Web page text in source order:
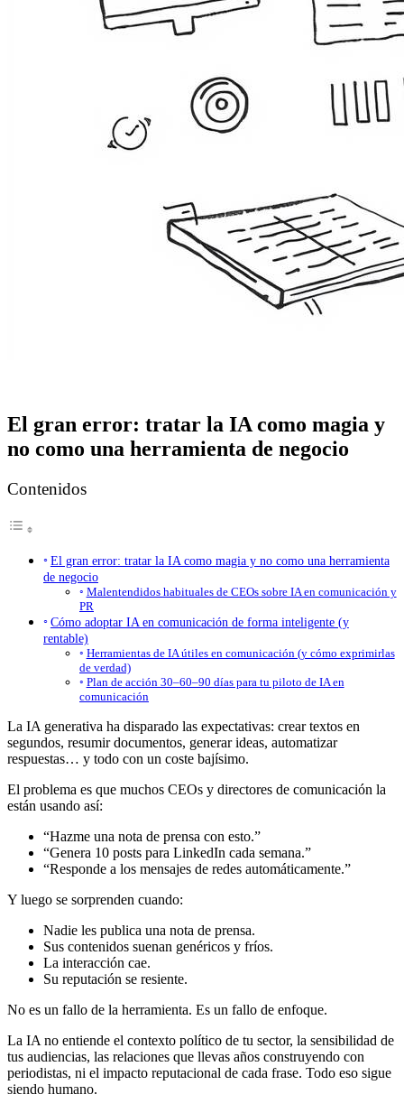
El gran error: tratar la IA como magia y
no como una herramienta de negocio
Contenidos
El gran error: tratar la IA como magia y no como una herramienta
de negocio
Malentendidos habituales de CEOs sobre IA en comunicación y
PR
Cómo adoptar IA en comunicación de forma inteligente (y
rentable)
Herramientas de IA útiles en comunicación (y cómo exprimirlas
de verdad)
Plan de acción 30–60–90 días para tu piloto de IA en
comunicación
La IA generativa ha disparado las expectativas: crear textos en
segundos, resumir documentos, generar ideas, automatizar
respuestas… y todo con un coste bajísimo.
El problema es que muchos CEOs y directores de comunicación la
están usando así:
“Hazme una nota de prensa con esto.”
“Genera 10 posts para LinkedIn cada semana.”
“Responde a los mensajes de redes automáticamente.”
Y luego se sorprenden cuando:
Nadie les publica una nota de prensa.
Sus contenidos suenan genéricos y fríos.
La interacción cae.
Su reputación se resiente.
No es un fallo de la herramienta. Es un fallo de enfoque.
La IA no entiende el contexto político de tu sector, la sensibilidad de
tus audiencias, las relaciones que llevas años construyendo con
periodistas, ni el impacto reputacional de cada frase. Todo eso sigue
siendo humano.